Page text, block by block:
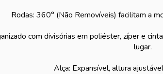
Rodas: 360° (Não Removíveis) facilitam a
com divisórias em poliéster, zíper e
lugar.
Alça: Expansível, altura